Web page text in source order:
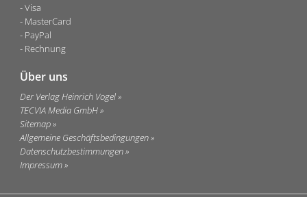
Visa
MasterCard
PayPal
Rechnung
Über uns
Der Verlag Heinrich Vogel
TECVIA Media GmbH
Sitemap
Allgemeine Geschäftsbedingungen
Datenschutzbestimmungen
Impressum